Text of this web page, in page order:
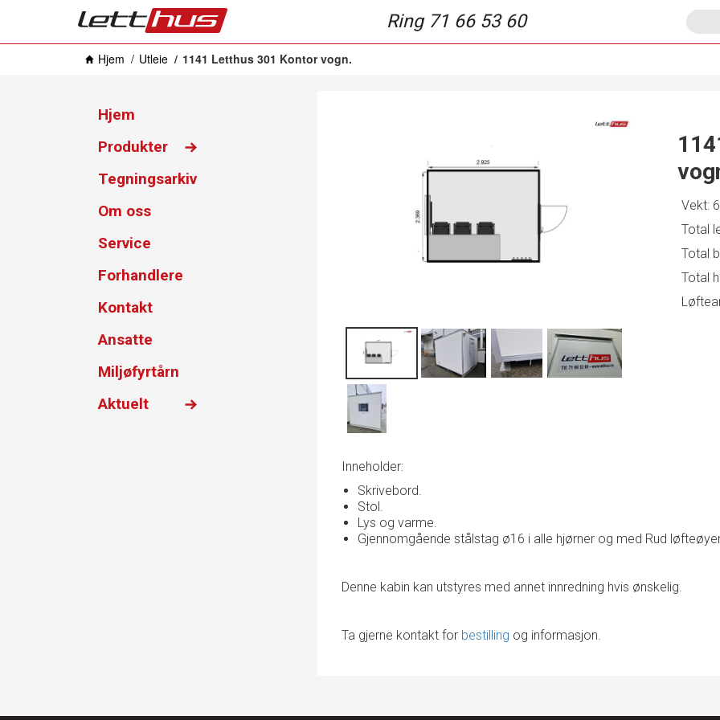
Ring 71 66 53 60
Hjem Utleie 1141 Letthus 301 Kontor vogn.
Hjem
Produkter
Tegningsarkiv
Om oss
Service
Forhandlere
Kontakt
Ansatte
Miljøfyrtårn
Aktuelt
Vekt:
Total
Total
Total
Inneholder:
Skrivebord.
Stol.
Lys og varme.
Gjennomgående stålstag ø16 i alle hjørner og med Rud
Denne kabin kan utstyres med annet innredning hvis ønskelig.
Ta gjerne kontakt for bestilling og informasjon.